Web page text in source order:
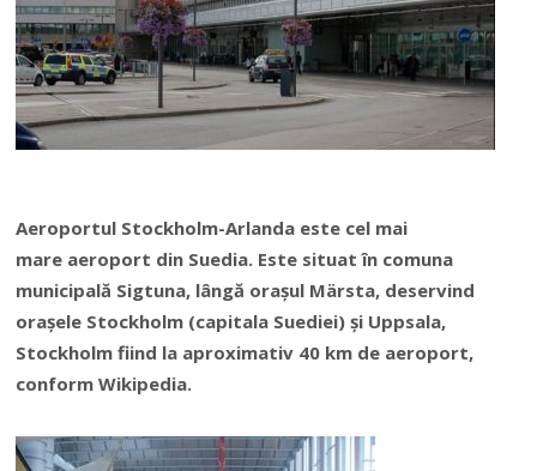
Aeroportul Stockholm-Arlanda este cel mai
mare aeroport din Suedia. Este situat în comuna
municipală Sigtuna, lângă orașul Märsta, deservind
orașele Stockholm (capitala Suediei) și Uppsala,
Stockholm fiind la aproximativ 40 km de aeroport,
conform Wikipedia.